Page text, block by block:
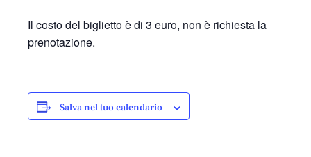
Il costo del biglietto è di 3 euro, non è richiesta la
prenotazione.
Salva nel tuo calendario